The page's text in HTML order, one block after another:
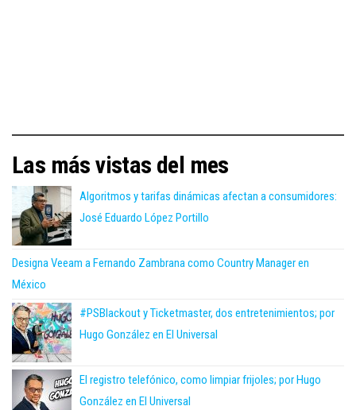
Las más vistas del mes
Algoritmos y tarifas dinámicas afectan a consumidores:
José Eduardo López Portillo
Designa Veeam a Fernando Zambrana como Country Manager en
México
#PSBlackout y Ticketmaster, dos entretenimientos; por
Hugo González en El Universal
El registro telefónico, como limpiar frijoles; por Hugo
González en El Universal